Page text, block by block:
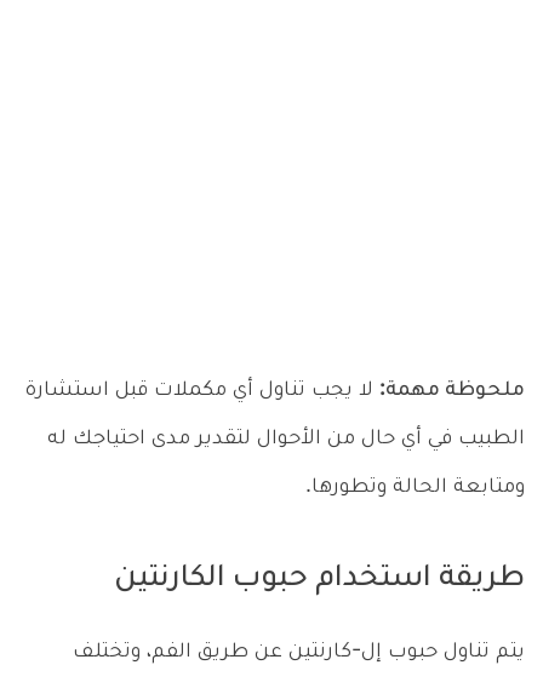
ملحوظة مهمة: لا يجب تناول أي مكملات قبل استشارة
الطبيب في أي حال من الأحوال لتقدير مدى احتياجك له
ومتابعة الحالة وتطورها.
طريقة استخدام حبوب الكارنتين
يتم تناول حبوب إل-كارنتين عن طريق الفم، وتختلف